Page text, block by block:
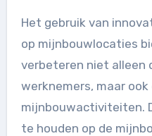
Het gebruik van
op mijnbouwlocaties
verbeteren niet alleen
werknemers, maar
mijnbouwactiviteiten.
te houden op de